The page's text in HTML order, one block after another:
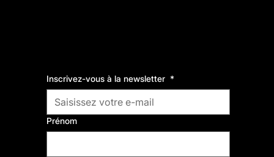
Comme Vous Émoi,
fabrique de cultures et de solidarités.
Inscrivez-vous à la newsletter *
Prénom